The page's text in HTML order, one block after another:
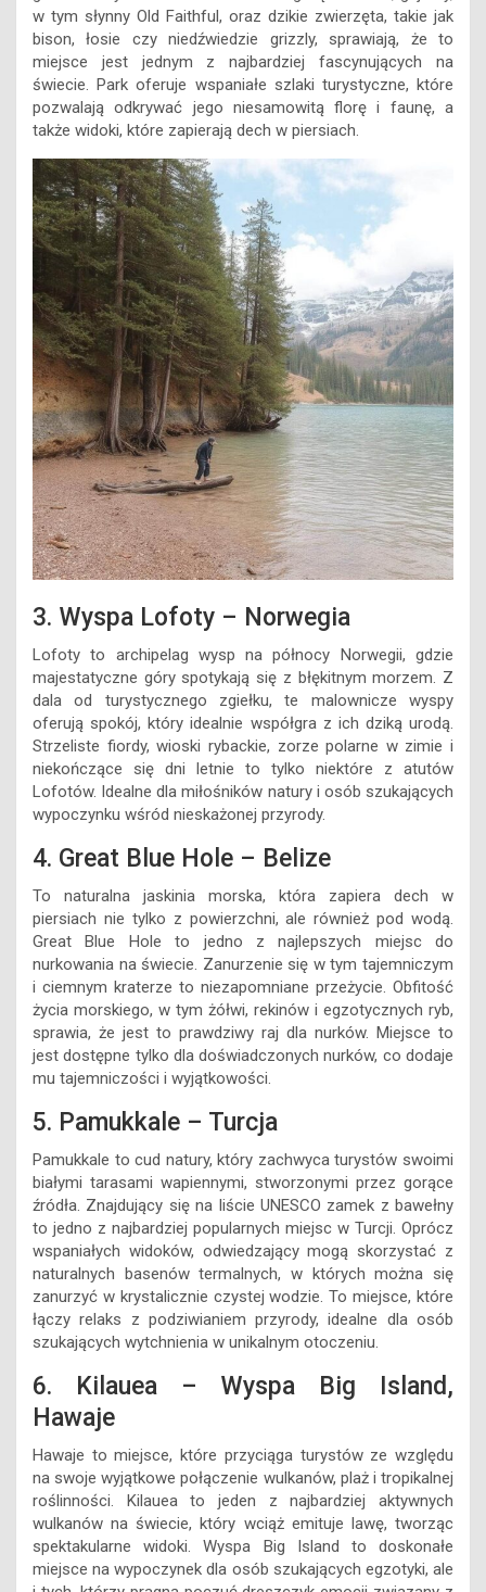
w tym słynny Old Faithful, oraz dzikie zwierzęta, takie jak
bison, łosie czy niedźwiedzie grizzly, sprawiają, że to
miejsce jest jednym z najbardziej fascynujących na
świecie. Park oferuje wspaniałe szlaki turystyczne, które
pozwalają odkrywać jego niesamowitą florę i faunę, a
także widoki, które zapierają dech w piersiach.
3. Wyspa Lofoty – Norwegia
Lofoty to archipelag wysp na północy Norwegii, gdzie
majestatyczne góry spotykają się z błękitnym morzem. Z
dala od turystycznego zgiełku, te malownicze wyspy
oferują spokój, który idealnie współgra z ich dziką urodą.
Strzeliste fiordy, wioski rybackie, zorze polarne w zimie i
niekończące się dni letnie to tylko niektóre z atutów
Lofotów. Idealne dla miłośników natury i osób szukających
wypoczynku wśród nieskażonej przyrody.
4. Great Blue Hole – Belize
To naturalna jaskinia morska, która zapiera dech w
piersiach nie tylko z powierzchni, ale również pod wodą.
Great Blue Hole to jedno z najlepszych miejsc do
nurkowania na świecie. Zanurzenie się w tym tajemniczym
i ciemnym kraterze to niezapomniane przeżycie. Obfitość
życia morskiego, w tym żółwi, rekinów i egzotycznych ryb,
sprawia, że jest to prawdziwy raj dla nurków. Miejsce to
jest dostępne tylko dla doświadczonych nurków, co dodaje
mu tajemniczości i wyjątkowości.
5. Pamukkale – Turcja
Pamukkale to cud natury, który zachwyca turystów swoimi
białymi tarasami wapiennymi, stworzonymi przez gorące
źródła. Znajdujący się na liście UNESCO zamek z bawełny
to jedno z najbardziej popularnych miejsc w Turcji. Oprócz
wspaniałych widoków, odwiedzający mogą skorzystać z
naturalnych basenów termalnych, w których można się
zanurzyć w krystalicznie czystej wodzie. To miejsce, które
łączy relaks z podziwianiem przyrody, idealne dla osób
szukających wytchnienia w unikalnym otoczeniu.
6. Kilauea – Wyspa Big Island,
Hawaje
Hawaje to miejsce, które przyciąga turystów ze względu
na swoje wyjątkowe połączenie wulkanów, plaż i tropikalnej
roślinności. Kilauea to jeden z najbardziej aktywnych
wulkanów na świecie, który wciąż emituje lawę, tworząc
spektakularne widoki. Wyspa Big Island to doskonałe
miejsce na wypoczynek dla osób szukających egzotyki, ale